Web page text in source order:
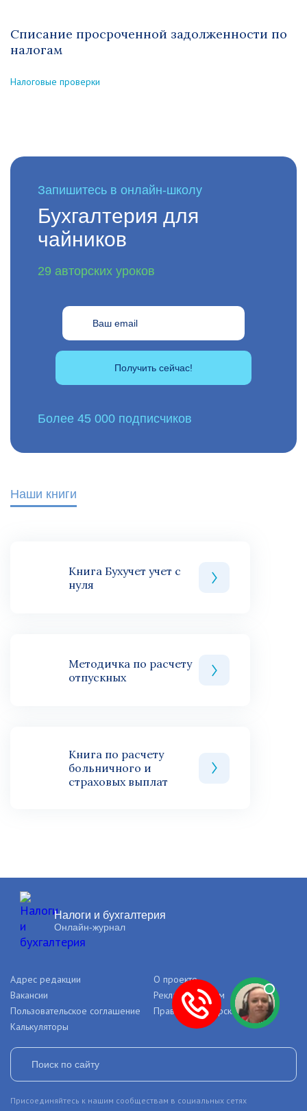
Списание просроченной задолженности по
налогам
Налоговые проверки
Запишитесь в онлайн-школу
Бухгалтерия для
чайников
29 авторских уроков
Получить сейчас!
Более 45 000 подписчиков
Наши книги
Книга Бухучет учет с
нуля
Методичка по расчету
отпускных
Книга по расчету
больничного и
страховых выплат
Налоги и бухгалтерия
Онлайн-журнал
Адрес редакции
О проекте
Вакансии
Рекламодателям
Пользовательское соглашение
Правила и авторские права
Калькуляторы
Присоединяйтесь к нашим сообществам в социальных сетях